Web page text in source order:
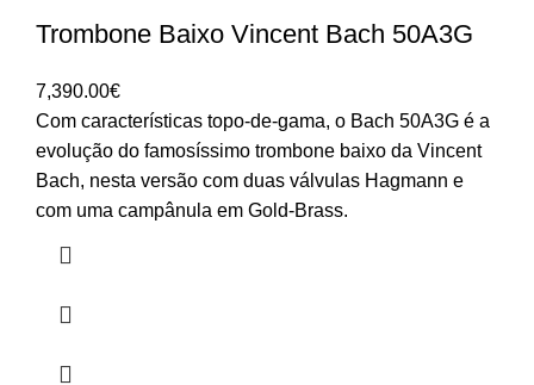
Trombone Baixo Vincent Bach 50A3G
7,390.00€
Com características topo-de-gama, o Bach 50A3G é a
evolução do famosíssimo trombone baixo da Vincent
Bach, nesta versão com duas válvulas Hagmann e
com uma campânula em Gold-Brass.